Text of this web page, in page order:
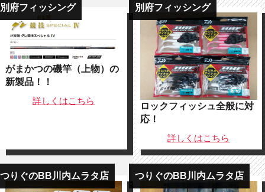
別府フィッシング
がまかつの磯竿（上物）の
新製品！！
詳しくはこちら
別府フィッシング
ロックフィッシュ全般に対
応！
詳しくはこちら
つりぐのBB川内ムラタ店 つりぐのBB川内ムラタ店